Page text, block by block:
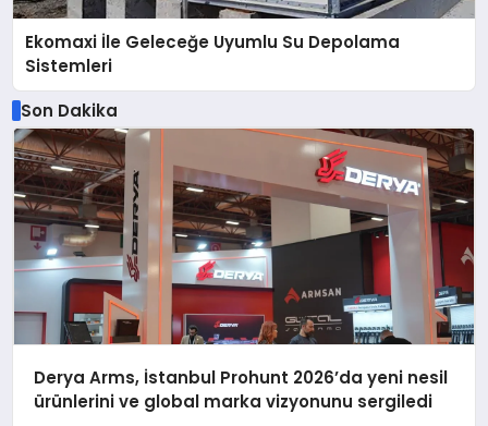
Ekomaxi İle Geleceğe Uyumlu Su Depolama
Sistemleri
Son Dakika
Derya Arms, İstanbul Prohunt 2026’da yeni nesil
ürünlerini ve global marka vizyonunu sergiledi